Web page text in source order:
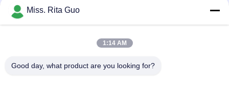
Miss. Rita Guo
1:14 AM
Good day, what product are you looking for?